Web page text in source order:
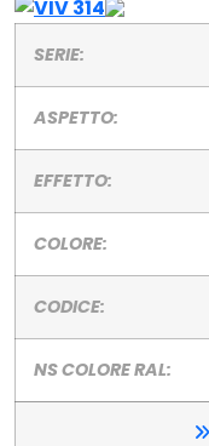
SERIE:
ASPETTO:
EFFETTO:
COLORE:
CODICE:
NS COLORE RAL: